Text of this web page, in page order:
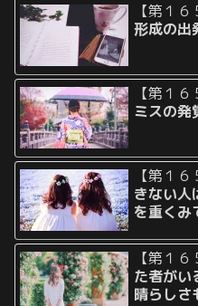
【第１
形成の出
【第１６
ミスの発
【第１
きない人
を重くみ
【第１
た者がい
晴らしさ